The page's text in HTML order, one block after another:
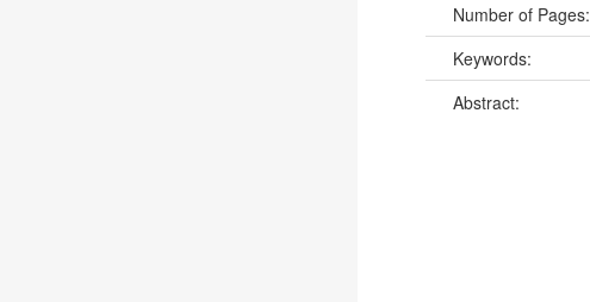
Number of Pages:
Keywords:
Abstract: